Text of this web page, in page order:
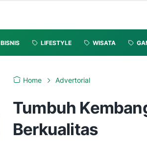
BISNIS LIFESTYLE WISATA
Home Advertorial
Tumbuh
Berkualitas